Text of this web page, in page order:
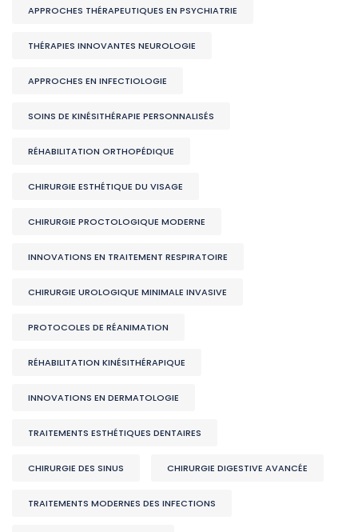
APPROCHES THÉRAPEUTIQUES EN PSYCHIATRIE
THÉRAPIES INNOVANTES NEUROLOGIE
APPROCHES EN INFECTIOLOGIE
SOINS DE KINÉSITHÉRAPIE PERSONNALISÉS
RÉHABILITATION ORTHOPÉDIQUE
CHIRURGIE ESTHÉTIQUE DU VISAGE
CHIRURGIE PROCTOLOGIQUE MODERNE
INNOVATIONS EN TRAITEMENT RESPIRATOIRE
CHIRURGIE UROLOGIQUE MINIMALE INVASIVE
PROTOCOLES DE RÉANIMATION
RÉHABILITATION KINÉSITHÉRAPIQUE
INNOVATIONS EN DERMATOLOGIE
TRAITEMENTS ESTHÉTIQUES DENTAIRES
CHIRURGIE DES SINUS CHIRURGIE DIGESTIVE AVANCÉE
TRAITEMENTS MODERNES DES INFECTIONS